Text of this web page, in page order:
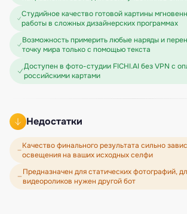
Студийное качество готовой картины
работы в сложных дизайнерских программах
Возможность примерить любые наряды и
точку мира только с помощью текста
Доступен в фото-студии FICHI.AI без VPN с
российскими картами
Недостатки
Качество финального результата сильно
освещения на ваших исходных селфи
Предназначен для статических фотографий,
видеороликов нужен другой бот